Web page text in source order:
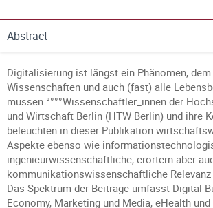
Abstract
Digitalisierung ist längst ein Phänomen,
Wissenschaften und auch (fast) alle
müssen.°°°°Wissenschaftler_innen der
und Wirtschaft Berlin (HTW Berlin) und ihre
beleuchten in dieser Publikation
Aspekte ebenso wie
ingenieurwissenschaftliche, erörtern aber
kommunikationswissenschaftliche
Das Spektrum der Beiträge umfasst Digital
Economy, Marketing und Media, eHealth